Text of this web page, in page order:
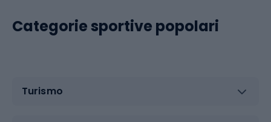
Categorie sportive popolari
Turismo